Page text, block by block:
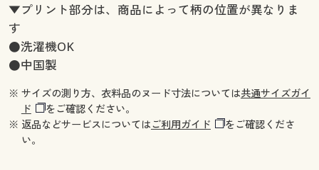
▼プリント部分は、商品によって柄の位置が異なりま
す
●洗濯機OK
●中国製
※ サイズの測り方、衣料品のヌード寸法については共通サイズガイ
ド
をご確認ください。
※ 返品などサービスについてはご利用ガイド
をご確認くださ
い。